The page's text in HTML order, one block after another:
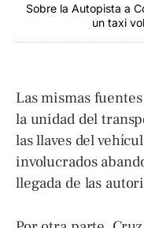
Sobre la Autopista a
un taxi
Las mismas
la unidad del
las llaves del
involucrados
llegada de las